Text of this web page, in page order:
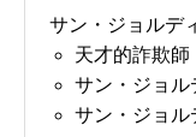
サン・ジョルデ
天才的詐欺
サン・ジョ
サン・ジョ